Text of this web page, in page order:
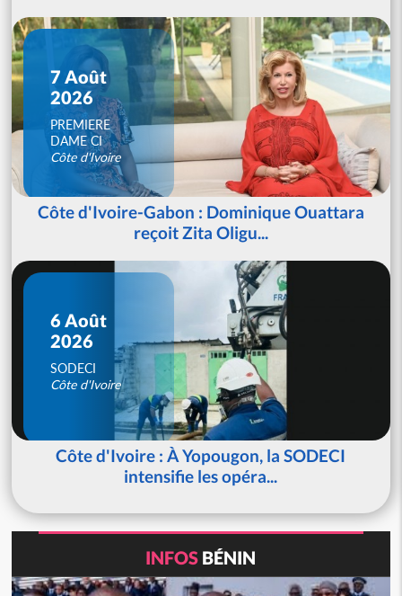
7 Août
2026
PREMIERE
DAME CI
Côte d'Ivoire
Côte d'Ivoire-Gabon : Dominique Ouattara
reçoit Zita Oligu...
6 Août
2026
SODECI
Côte d'Ivoire
Côte d'Ivoire : À Yopougon, la SODECI
intensifie les opéra...
INFOS BÉNIN